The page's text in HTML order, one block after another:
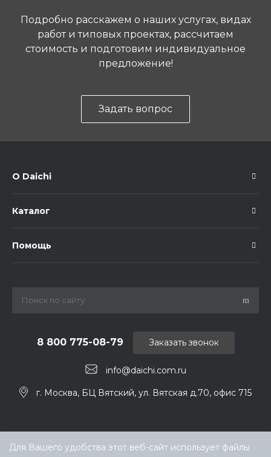
Подробно расскажем о наших услугах, видах
работ и типовых проектах, рассчитаем
стоимость и подготовим индивидуальное
предложение!
Задать вопрос
О Daichi
Каталог
Помощь
info@daichi.com.ru
8 800 775-08-79
г. Москва, БЦ Вятский, ул. Вятская д.70, офис 715
Заказать звонок
Для Вашего удобства этот веб-сайт использует файлы